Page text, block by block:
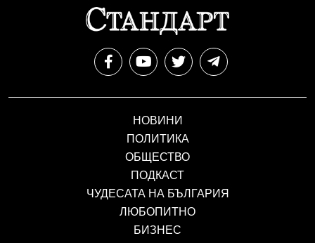
НОВИНИ
ПОЛИТИКА
ОБЩЕСТВО
ПОДКАСТ
ЧУДЕСАТА НА БЪЛГАРИЯ
ЛЮБОПИТНО
БИЗНЕС